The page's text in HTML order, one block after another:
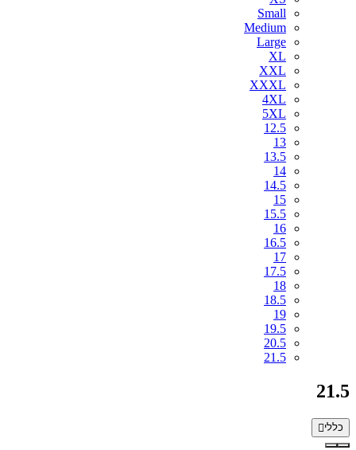
Small
Medium
Large
XL
XXL
XXXL
4XL
5XL
12.5
13
13.5
14
14.5
15
15.5
16
16.5
17
17.5
18
18.5
19
19.5
20.5
21.5
21.5
כללי